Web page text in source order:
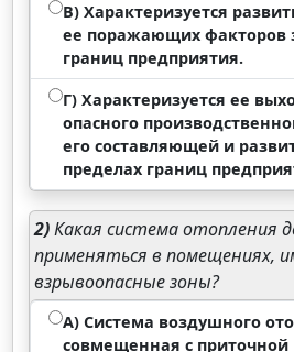
В) Характеризуется
ее поражающих факторов
границ предприятия.
Г) Характеризуется ее
опасного
его составляющей и
пределах границ
2)Какая система отопления
применяться в помещениях,
взрывоопасные зоны?
А) Система воздушного
совмещенная с